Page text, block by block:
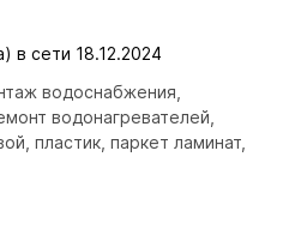
в сети 18.12.2024
водоснабжения,
водонагревателей,
пластик, паркет ламинат,